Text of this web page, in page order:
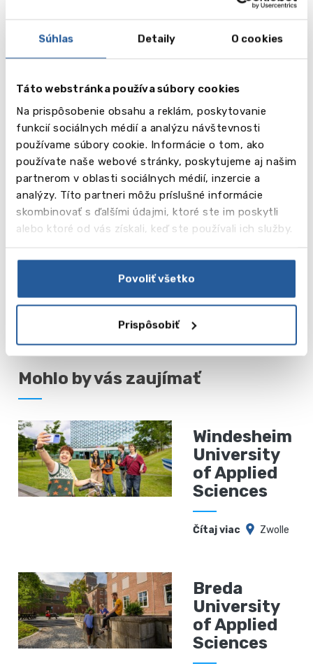
Súhlas Detaily O cookies
Táto webstránka používa súbory cookies
Na prispôsobenie obsahu a reklám, poskytovanie
funkcií sociálnych médií a analýzu návštevnosti
používame súbory cookie. Informácie o tom, ako
používate naše webové stránky, poskytujeme aj našim
partnerom v oblasti sociálnych médií, inzercie a
analýzy. Títo partneri môžu príslušné informácie
skombinovať s ďalšími údajmi, ktoré ste im poskytli
alebo ktoré od vás získali, keď ste používali ich služby.
Povoliť všetko
Prispôsobiť
2
Obrázky
Video
Mohlo by vás zaujímať
Windesheim
University
of Applied
Sciences
Čítaj viac Zwolle
Breda
University
of Applied
Sciences